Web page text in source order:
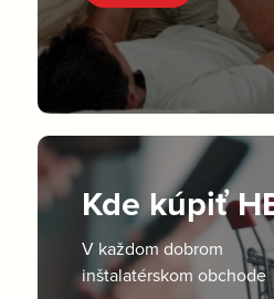
Kde kúpiť
V každom dobrom
inštalatérskom obchode